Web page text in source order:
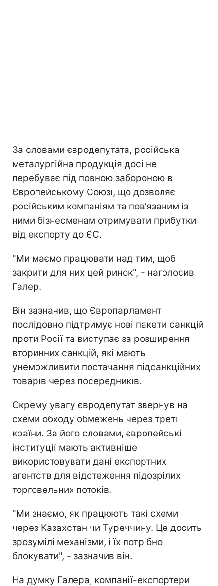
За словами євродепутата, російська
металургійна продукція досі не
перебуває під повною забороною в
Європейському Союзі, що дозволяє
російським компаніям та пов’язаним із
ними бізнесменам отримувати прибутки
від експорту до ЄС.
"Ми маємо працювати над тим, щоб
закрити для них цей ринок", - наголосив
Галер.
Він зазначив, що Європарламент
послідовно підтримує нові пакети санкцій
проти Росії та виступає за розширення
вторинних санкцій, які мають
унеможливити постачання підсанкційних
товарів через посередників.
Окрему увагу євродепутат звернув на
схеми обходу обмежень через треті
країни. За його словами, європейські
інституції мають активніше
використовувати дані експортних
агентств для відстеження підозрілих
торговельних потоків.
"Ми знаємо, як працюють такі схеми
через Казахстан чи Туреччину. Це досить
зрозумілі механізми, і їх потрібно
блокувати", - зазначив він.
На думку Галера, компанії-експортери